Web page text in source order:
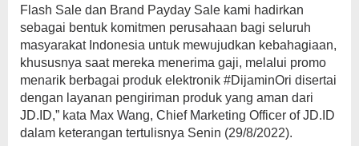
Flash Sale dan Brand Payday Sale kami hadirkan
sebagai bentuk komitmen perusahaan bagi seluruh
masyarakat Indonesia untuk mewujudkan kebahagiaan,
khususnya saat mereka menerima gaji, melalui promo
menarik berbagai produk elektronik #DijaminOri disertai
dengan layanan pengiriman produk yang aman dari
JD.ID,” kata Max Wang, Chief Marketing Officer of JD.ID
dalam keterangan tertulisnya Senin (29/8/2022).